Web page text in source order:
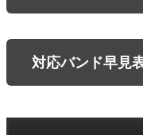
対応バンド早見